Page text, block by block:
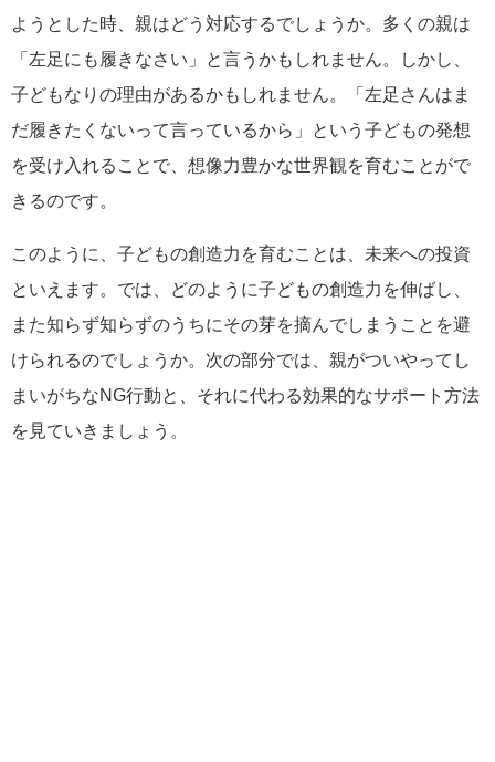
ようとした時、親はどう対応するでしょうか。多くの親は
「左足にも履きなさい」と言うかもしれません。しかし、
子どもなりの理由があるかもしれません。「左足さんはま
だ履きたくないって言っているから」という子どもの発想
を受け入れることで、想像力豊かな世界観を育むことがで
きるのです。
このように、子どもの創造力を育むことは、未来への投資
といえます。では、どのように子どもの創造力を伸ばし、
また知らず知らずのうちにその芽を摘んでしまうことを避
けられるのでしょうか。次の部分では、親がついやってし
まいがちなNG行動と、それに代わる効果的なサポート方法
を見ていきましょう。